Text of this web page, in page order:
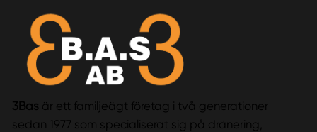
3Bas är ett familjeägt företag i två generationer
sedan 1977 som specialiserat sig på dränering,